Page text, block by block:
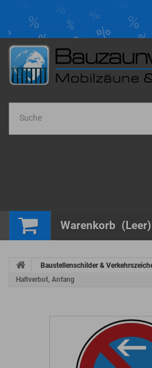
Warenkorb (Leer)
Baustellenschilder &
Haltverbot, Anfang